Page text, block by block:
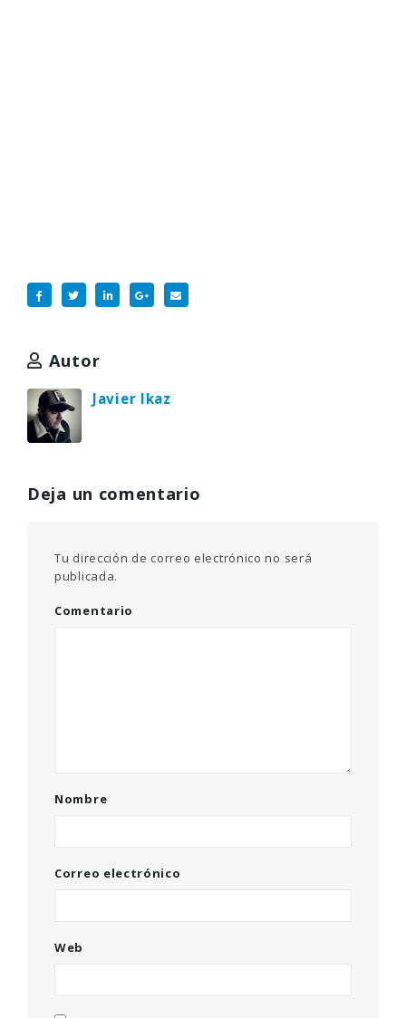
Autor
Javier Ikaz
Deja un comentario
Tu dirección de correo electrónico no será
publicada.
Comentario
Nombre
Correo electrónico
Web